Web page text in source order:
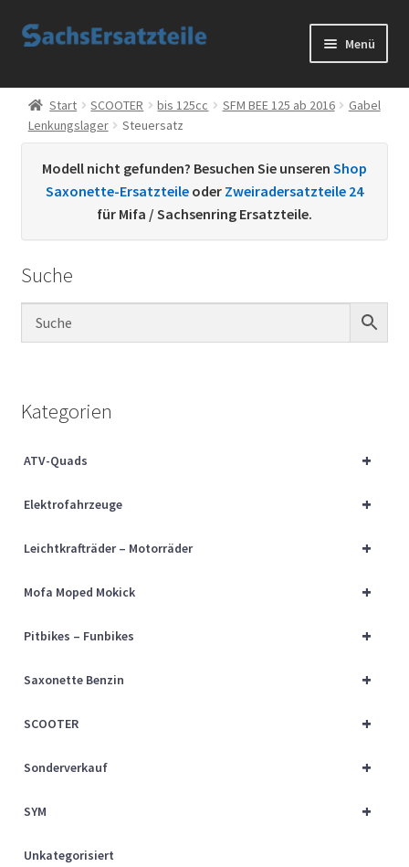
Zur
Zum
Menü
Start
AGB
Datenschutzerklärung
Kontakt
Sachs Ersatzteile
Über uns
Start SCOOTER bis 125cc SFM BEE 125 ab 2016
Gabel
Lenkungslager
Steuersatz
Modell nicht gefunden? Besuchen Sie unseren Shop
Saxonette-Ersatzteile oder Zweiradersatzteile 24
für Mifa / Sachsenring Ersatzteile.
Suche
Kategorien
+
ATV-Quads
+
Elektrofahrzeuge
+
Leichtkrafträder – Motorräder
+
Mofa Moped Mokick
+
Pitbikes – Funbikes
+
Saxonette Benzin
+
SCOOTER
+
Sonderverkauf
+
SYM
Unkategorisiert